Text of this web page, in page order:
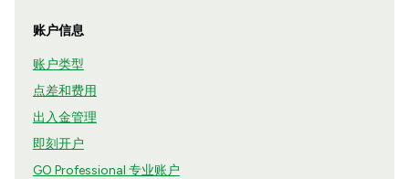
账户信息
账户类型
点差和费用
出入金管理
即刻开户
GO Professional 专业账户